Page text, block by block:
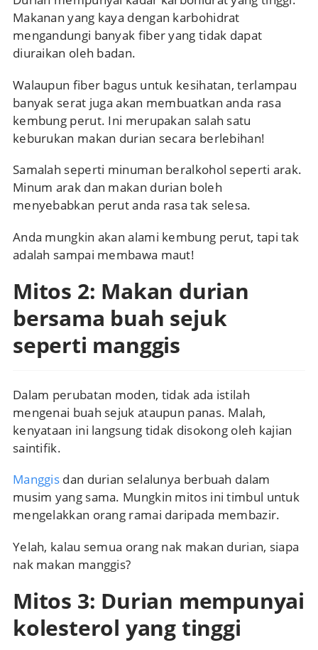
Makanan yang kaya dengan karbohidrat
mengandungi banyak fiber yang tidak dapat
diuraikan oleh badan.
Walaupun fiber bagus untuk kesihatan, terlampau
banyak serat juga akan membuatkan anda rasa
kembung perut. Ini merupakan salah satu
keburukan makan durian secara berlebihan!
Samalah seperti minuman beralkohol seperti arak.
Minum arak dan makan durian boleh
menyebabkan perut anda rasa tak selesa.
Anda mungkin akan alami kembung perut, tapi tak
adalah sampai membawa maut!
Mitos 2: Makan durian
bersama buah sejuk
seperti manggis
Dalam perubatan moden, tidak ada istilah
mengenai buah sejuk ataupun panas. Malah,
kenyataan ini langsung tidak disokong oleh kajian
saintifik.
Manggis dan durian selalunya berbuah dalam
musim yang sama. Mungkin mitos ini timbul untuk
mengelakkan orang ramai daripada membazir.
Yelah, kalau semua orang nak makan durian, siapa
nak makan manggis?
Mitos 3: Durian mempunyai
kolesterol yang tinggi